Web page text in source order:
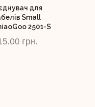
для
Small
2501-S
грн.